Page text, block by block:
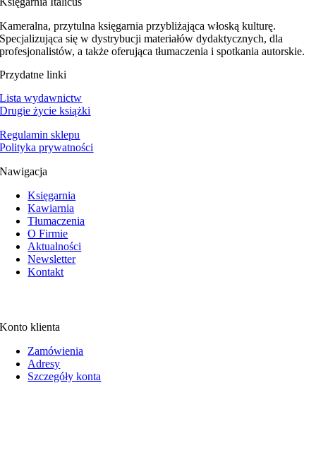
Kameralna, przytulna księgarnia przybliżająca włoską kulturę.
Specjalizująca się w dystrybucji materiałów dydaktycznych, dla
profesjonalistów, a także oferująca tłumaczenia i spotkania autorskie.
Przydatne linki
Lista wydawnictw
Drugie życie książki
Regulamin sklepu
Polityka prywatności
Nawigacja
Księgarnia
Kawiarnia
Tłumaczenia
O Firmie
Aktualności
Newsletter
Kontakt
Konto klienta
Zamówienia
Adresy
Szczegóły konta